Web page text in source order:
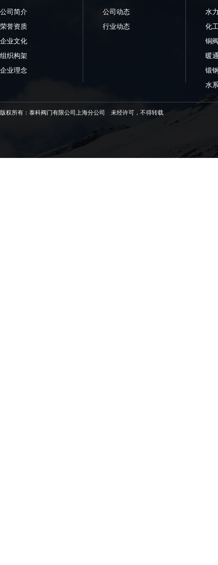
公司简介
荣誉资质
企业文化
组织构架
企业理念
公司动态
行业动态
水
化
铜
暖
锻
水
版权所有：泰科阀门有限公司上海分公司 未经许可，不得转载